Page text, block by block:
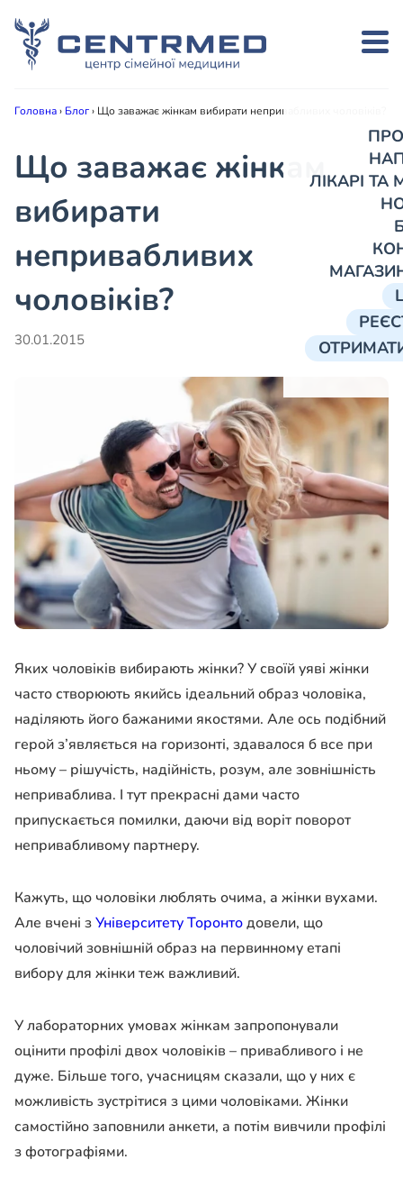
ЛІКАРІ
Головна› Блог› Що заважає жінкам вибирати непривабливих чоловіків?
Що заважає жінкам
вибирати
непривабливих
чоловіків?
30.01.2015
Яких чоловіків вибирають жінки? У своїй уяві жінки
часто створюють якийсь ідеальний образ чоловіка,
наділяють його бажаними якостями. Але ось подібний
герой з’являється на горизонті, здавалося б все при
ньому – рішучість, надійність, розум, але зовнішність
неприваблива. І тут прекрасні дами часто
припускається помилки, даючи від воріт поворот
непривабливому партнеру.
Кажуть, що чоловіки люблять очима, а жінки вухами.
Але вчені зУніверситету Торонтодовели, що
чоловічий зовнішній образ на первинному етапі
вибору для жінки теж важливий.
У лабораторних умовах жінкам запропонували
оцінити профілі двох чоловіків – привабливого і не
дуже. Більше того, учасницям сказали, що у них є
можливість зустрітися з цими чоловіками. Жінки
самостійно заповнили анкети, а потім вивчили профілі
з фотографіями.